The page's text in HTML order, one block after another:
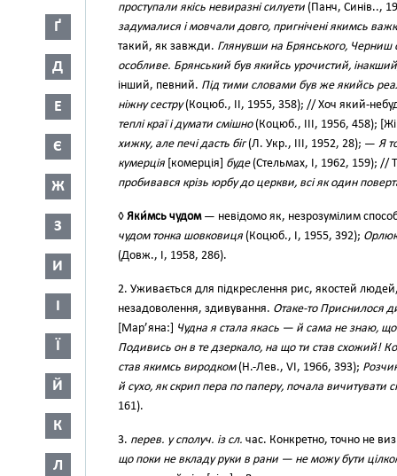
Ґ
Д
Е
Є
Ж
З
И
І
Ї
Й
К
Л
проступали якісь невиразні силуети (Панч, Синів..,
задумалися і мовчали довго, пригнічені якимсь
такий, як завжди. Глянувши на Брянського, Черниш
особливе. Брянський був якийсь урочистий,
інший, певний. Під тими словами був же якийсь
ніжну сестру(Коцюб., II, 1955, 358); // Хоч який-
теплі краї і думати смішно(Коцюб., III, 1956, 458);
хижку, але печі дасть біг(Л. Укр., III, 1952, 28); — Я
кумерція [комерція] буде(Стельмах, І, 1962, 159); //
пробивався крізь юрбу до церкви, всі як один
◊ Яки́мсь чудом— невідомо як, незрозумілим
чудом тонка шовковиця (Коцюб., І, 1955, 392);
(Довж., І, 1958, 286).
2. Уживається для підкреслення рис, якостей
незадоволення, здивування. Отаке-то Приснилося
[Мар’яна:]
Чудна я стала якась — й сама не знаю,
Подивись он в те дзеркало, на що ти став схожий!
став якимсь виродком(Н.-Лев., VI, 1966, 393);
й сухо, як скрип пера по паперу, почала вичитувати
161).
3. перев. у сполуч. із сл. час. Конкретно, точно не
що поки не вкладу руки в рани — не можу бути